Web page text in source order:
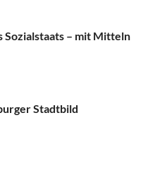
Sozialstaats – mit Mitteln
Stadtbild